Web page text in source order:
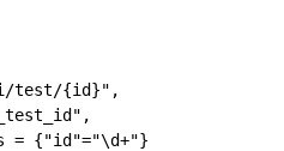
test/{id}",
= {"id"="\d+"}